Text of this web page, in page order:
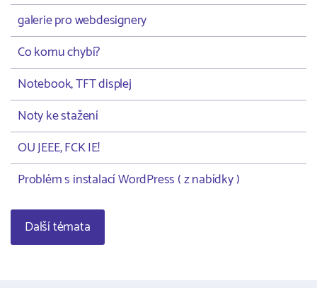
galerie pro webdesignery
Co komu chybí?
Notebook, TFT displej
Noty ke stažení
OU JEEE, FCK IE!
Problém s instalací WordPress ( z nabídky )
Další témata